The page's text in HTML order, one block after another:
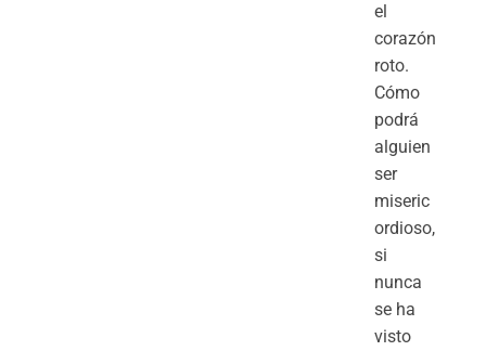
el
corazón
roto.
Cómo
podrá
alguien
ser
miseric
ordioso,
si
nunca
se ha
visto